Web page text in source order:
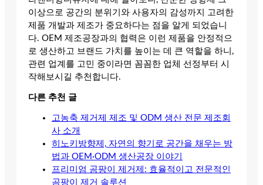
이상으로 공간의 분위기와 사용자의 감성까지 고려한
제품 개발과 제조가 중요하다는 점을 알게 되었습니
다. OEM 제조공장과의 협력은 이런 제품을 안정적으
로 생산하고 브랜드 가치를 높이는 데 큰 역할을 하니,
관련 업계를 고민 중이라면 꼼꼼한 업체 선정부터 시
작해보시길 추천합니다.
다른 추천 글
고농축 제거제 제조 및 ODM 생산 전문 제조회
사 소개
히노키방향제, 자연의 향기로 공간을 채우는 방
법과 OEM·ODM 생산공장 이야기
프리미엄 곰팡이 제거제: 효율적이고 전문적인
곰팡이 제거 솔루션